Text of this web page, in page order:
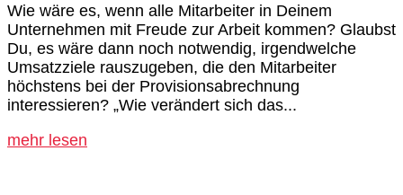
Wie wäre es, wenn alle Mitarbeiter in Deinem
Unternehmen mit Freude zur Arbeit kommen? Glaubst
Du, es wäre dann noch notwendig, irgendwelche
Umsatzziele rauszugeben, die den Mitarbeiter
höchstens bei der Provisionsabrechnung
interessieren? „Wie verändert sich das...
mehr lesen